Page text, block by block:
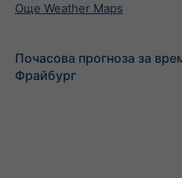
Още Weather Maps
Почасова прогноза за
Фрайбург